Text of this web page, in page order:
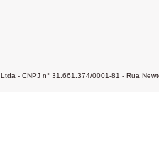
- CNPJ n° 31.661.374/0001-81 - Rua